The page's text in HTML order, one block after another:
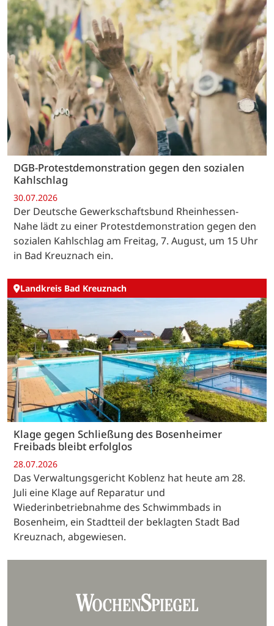
DGB-Protestdemonstration gegen den sozialen
Kahlschlag
30.07.2026
Der Deutsche Gewerkschaftsbund Rheinhessen-
Nahe lädt zu einer Protestdemonstration gegen den
sozialen Kahlschlag am Freitag, 7. August, um 15 Uhr
in Bad Kreuznach ein.
Landkreis Bad Kreuznach
Klage gegen Schließung des Bosenheimer
Freibads bleibt erfolglos
28.07.2026
Das Verwaltungsgericht Koblenz hat heute am 28.
Juli eine Klage auf Reparatur und
Wiederinbetriebnahme des Schwimmbads in
Bosenheim, ein Stadtteil der beklagten Stadt Bad
Kreuznach, abgewiesen.